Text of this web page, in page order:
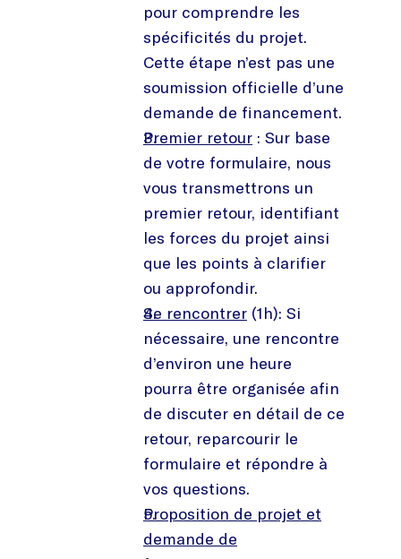
pour comprendre les
spécificités du projet.
Cette étape n’est pas une
soumission officielle d’une
demande de financement.
Premier retour : Sur base
de votre formulaire, nous
vous transmettrons un
premier retour, identifiant
les forces du projet ainsi
que les points à clarifier
ou approfondir.
Se rencontrer (1h): Si
nécessaire, une rencontre
d’environ une heure
pourra être organisée afin
de discuter en détail de ce
retour, reparcourir le
formulaire et répondre à
vos questions.
Proposition de projet et
demande de